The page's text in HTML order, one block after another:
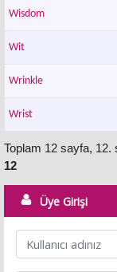
Wisdom
Wit
Wrinkle
Wrist
Toplam 12 sayfa, 12.
12
Üye Girişi